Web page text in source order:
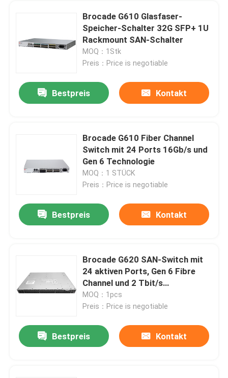
Treten Sie mit uns in Verbindung
Nachrichten
Nvidia KI-Produkte
Modul 100G QSFP28
Modul 25G SFP28
Modul 10G SFP
Netzadapterkarte
Brocade FC SFP Modul
Brokat SAN-Schalter
Brocade G610 Glasfaser-
Speicher-Schalter 32G SFP+ 1U
Rackmount SAN-Schalter
MOQ：1Stk
Preis：Price is negotiable
Bestpreis Kontakt
Brocade G610 Fiber Channel
Switch mit 24 Ports 16Gb/s und
Gen 6 Technologie
MOQ：1 STÜCK
Preis：Price is negotiable
Bestpreis Kontakt
Brocade G620 SAN-Switch mit
24 aktiven Ports, Gen 6 Fibre
Channel und 2 Tbit/s
Gesamtbandbreite
MOQ：1pcs
Preis：Price is negotiable
Bestpreis Kontakt